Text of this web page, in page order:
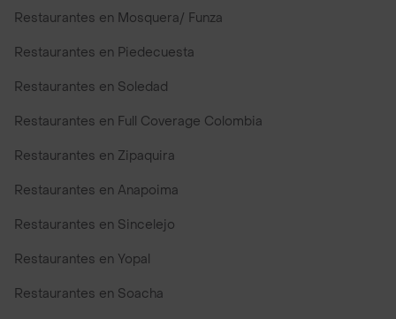
Restaurantes en Mosquera/ Funza
Restaurantes en Piedecuesta
Restaurantes en Soledad
Restaurantes en Full Coverage Colombia
Restaurantes en Zipaquira
Restaurantes en Anapoima
Restaurantes en Sincelejo
Restaurantes en Yopal
Restaurantes en Soacha